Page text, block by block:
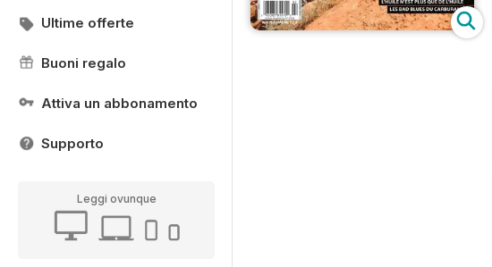
Ultime offerte
Buoni regalo
Attiva un abbonamento
Supporto
Leggi ovunque